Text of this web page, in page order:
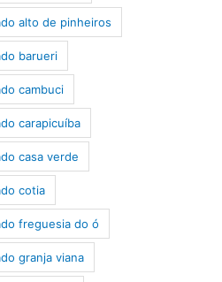
alto de pinheiros
barueri
cambuci
carapicuíba
casa verde
cotia
freguesia do ó
granja viana